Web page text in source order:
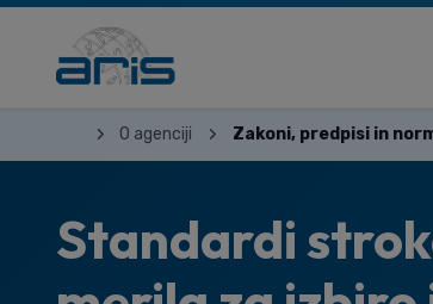
O agenciji Zakoni, predpisi in
Standardi